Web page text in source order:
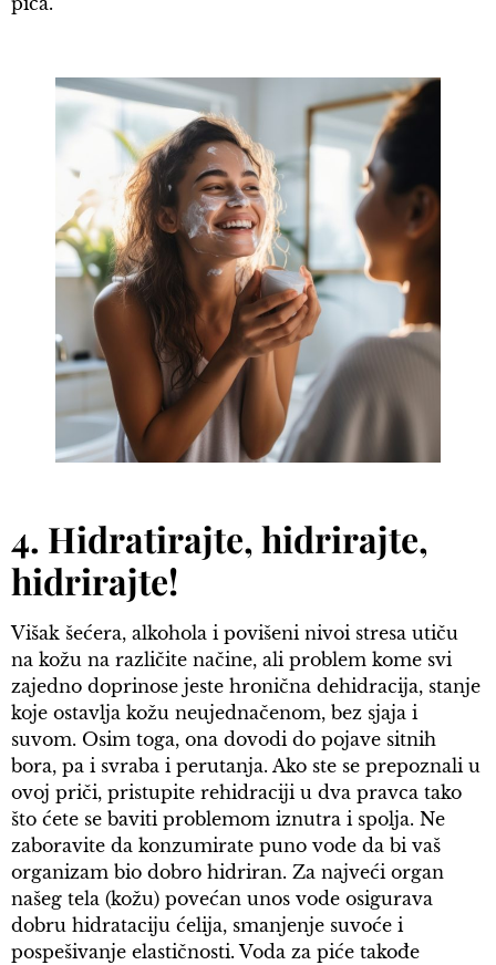
4. Hidratirajte, hidrirajte,
hidrirajte!
Višak šećera, alkohola i povišeni nivoi stresa utiču
na kožu na različite načine, ali problem kome svi
zajedno doprinose jeste hronična dehidracija, stanje
koje ostavlja kožu neujednačenom, bez sjaja i
suvom. Osim toga, ona dovodi do pojave sitnih
bora, pa i svraba i perutanja. Ako ste se prepoznali u
ovoj priči, pristupite rehidraciji u dva pravca tako
što ćete se baviti problemom iznutra i spolja. Ne
zaboravite da konzumirate puno vode da bi vaš
organizam bio dobro hidriran. Za najveći organ
našeg tela (kožu) povećan unos vode osigurava
dobru hidrataciju ćelija, smanjenje suvoće i
pospešivanje elastičnosti. Voda za piće takođe